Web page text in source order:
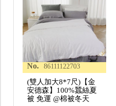
No. 86111122703
(雙人加大8*7尺)【金
安德森】100%蠶絲夏
被 免運 @棉被冬天